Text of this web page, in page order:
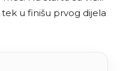
u finišu prvog dijela